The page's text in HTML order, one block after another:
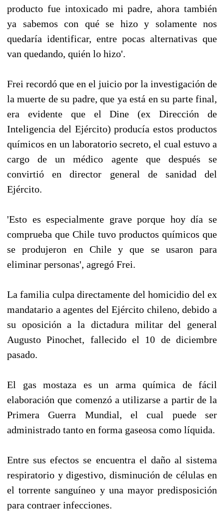
producto fue intoxicado mi padre, ahora también
ya sabemos con qué se hizo y solamente nos
quedaría identificar, entre pocas alternativas que
van quedando, quién lo hizo'.
Frei recordó que en el juicio por la investigación de
la muerte de su padre, que ya está en su parte final,
era evidente que el Dine (ex Dirección de
Inteligencia del Ejército) producía estos productos
químicos en un laboratorio secreto, el cual estuvo a
cargo de un médico agente que después se
convirtió en director general de sanidad del
Ejército.
'Esto es especialmente grave porque hoy día se
comprueba que Chile tuvo productos químicos que
se produjeron en Chile y que se usaron para
eliminar personas', agregó Frei.
La familia culpa directamente del homicidio del ex
mandatario a agentes del Ejército chileno, debido a
su oposición a la dictadura militar del general
Augusto Pinochet, fallecido el 10 de diciembre
pasado.
El gas mostaza es un arma química de fácil
elaboración que comenzó a utilizarse a partir de la
Primera Guerra Mundial, el cual puede ser
administrado tanto en forma gaseosa como líquida.
Entre sus efectos se encuentra el daño al sistema
respiratorio y digestivo, disminución de células en
el torrente sanguíneo y una mayor predisposición
para contraer infecciones.